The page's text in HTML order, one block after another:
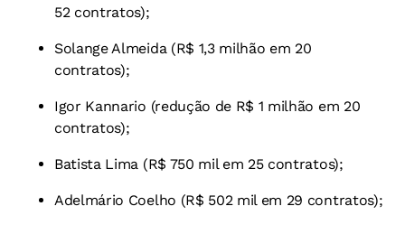
52 contratos);
Solange Almeida (R$ 1,3 milhão em 20
contratos);
Igor Kannario (redução de R$ 1 milhão em 20
contratos);
Batista Lima (R$ 750 mil em 25 contratos);
Adelmário Coelho (R$ 502 mil em 29 contratos);